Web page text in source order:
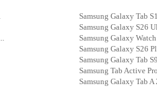
Samsung Galaxy Tab
Samsung Galaxy S26
Samsung Galaxy
Samsung Galaxy S26
Samsung Galaxy Tab
Samsung Tab Active
Samsung Galaxy Tab A